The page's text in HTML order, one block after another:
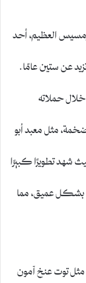
العظيم، أحد
عن ستين عامًا.
حملاته
مثل معبد أبو
شهد تطويرًا كبيرًا
بشكل عميق، مما
مثل توت عنخ آمون